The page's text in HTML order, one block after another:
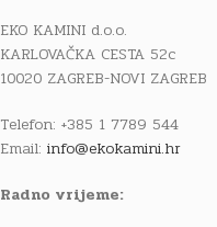
EKO KAMINI d.o.o.
KARLOVAČKA CESTA 52c
10020 ZAGREB-NOVI ZAGREB
Telefon: +385 1 7789 544
Email: info@ekokamini.hr
Radno vrijeme: